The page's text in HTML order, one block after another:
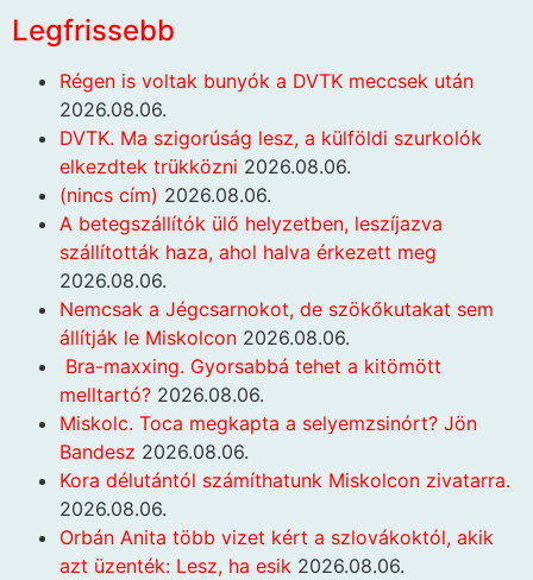
Legfrissebb
Régen is voltak bunyók a DVTK meccsek után
2026.08.06.
DVTK. Ma szigorúság lesz, a külföldi szurkolók
elkezdtek trükközni 2026.08.06.
(nincs cím) 2026.08.06.
A betegszállítók ülő helyzetben, leszíjazva
szállították haza, ahol halva érkezett meg
2026.08.06.
Nemcsak a Jégcsarnokot, de szökőkutakat sem
állítják le Miskolcon 2026.08.06.
Bra-maxxing. Gyorsabbá tehet a kitömött
melltartó? 2026.08.06.
Miskolc. Toca megkapta a selyemzsinórt? Jön
Bandesz 2026.08.06.
Kora délutántól számíthatunk Miskolcon zivatarra.
2026.08.06.
Orbán Anita több vizet kért a szlovákoktól, akik
azt üzenték: Lesz, ha esik 2026.08.06.